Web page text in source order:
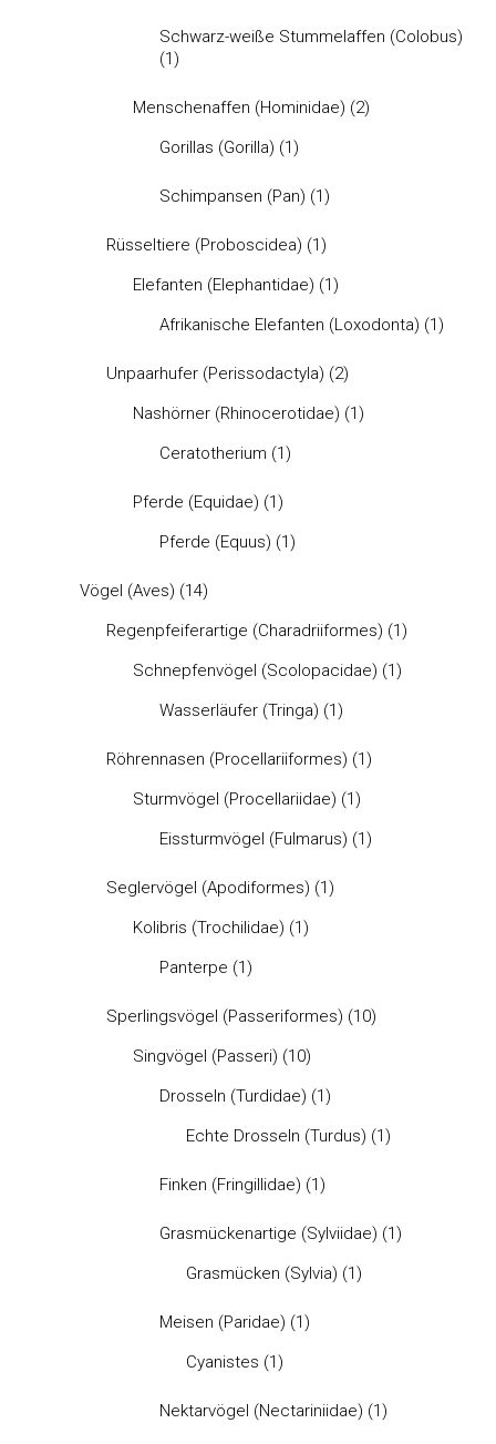
Schwarz-weiße Stummelaffen (Colobus)
(1)
Menschenaffen (Hominidae) (2)
Gorillas (Gorilla) (1)
Schimpansen (Pan) (1)
Rüsseltiere (Proboscidea) (1)
Elefanten (Elephantidae) (1)
Afrikanische Elefanten (Loxodonta) (1)
Unpaarhufer (Perissodactyla) (2)
Nashörner (Rhinocerotidae) (1)
Ceratotherium (1)
Pferde (Equidae) (1)
Pferde (Equus) (1)
Vögel (Aves) (14)
Regenpfeiferartige (Charadriiformes) (1)
Schnepfenvögel (Scolopacidae) (1)
Wasserläufer (Tringa) (1)
Röhrennasen (Procellariiformes) (1)
Sturmvögel (Procellariidae) (1)
Eissturmvögel (Fulmarus) (1)
Seglervögel (Apodiformes) (1)
Kolibris (Trochilidae) (1)
Panterpe (1)
Sperlingsvögel (Passeriformes) (10)
Singvögel (Passeri) (10)
Drosseln (Turdidae) (1)
Echte Drosseln (Turdus) (1)
Finken (Fringillidae) (1)
Grasmückenartige (Sylviidae) (1)
Grasmücken (Sylvia) (1)
Meisen (Paridae) (1)
Cyanistes (1)
Nektarvögel (Nectariniidae) (1)